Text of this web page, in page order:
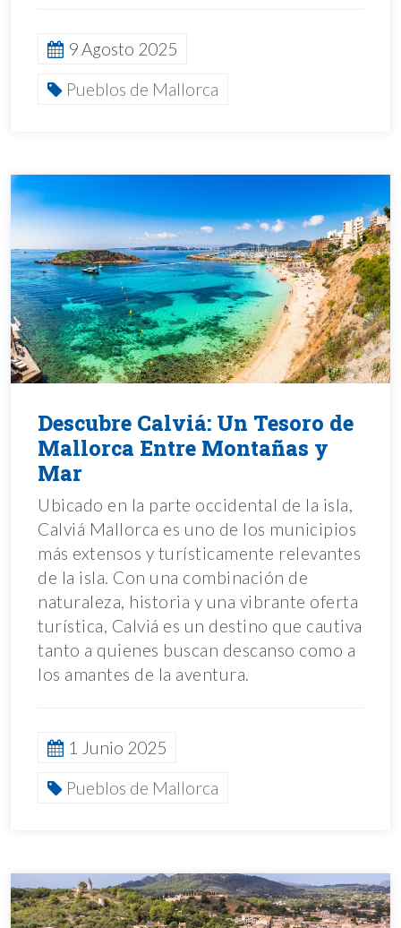
9 Agosto 2025
Pueblos de Mallorca
Descubre Calviá: Un Tesoro de
Mallorca Entre Montañas y
Mar
Ubicado en la parte occidental de la isla,
Calviá Mallorca es uno de los municipios
más extensos y turísticamente relevantes
de la isla. Con una combinación de
naturaleza, historia y una vibrante oferta
turística, Calviá es un destino que cautiva
tanto a quienes buscan descanso como a
los amantes de la aventura.
1 Junio 2025
Pueblos de Mallorca